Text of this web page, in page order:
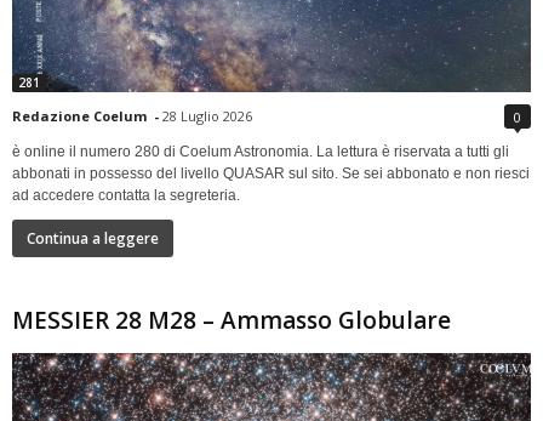
281
Redazione Coelum - 28 Luglio 2026 0
è online il numero 280 di Coelum Astronomia. La lettura è riservata a tutti gli
abbonati in possesso del livello QUASAR sul sito. Se sei abbonato e non riesci
ad accedere contatta la segreteria.
Continua a leggere
MESSIER 28 M28 – Ammasso Globulare